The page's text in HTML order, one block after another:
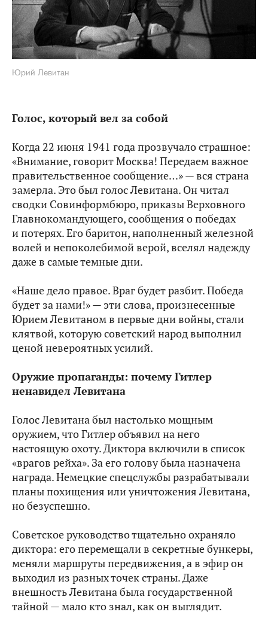
Юрий Левитан
Голос, который вел за собой
Когда 22 июня 1941 года прозвучало страшное:
«Внимание, говорит Москва! Передаем важное
правительственное сообщение…» — вся страна
замерла. Это был голос Левитана. Он читал
сводки Совинформбюро, приказы Верховного
Главнокомандующего, сообщения о победах
и потерях. Его баритон, наполненный железной
волей и непоколебимой верой, вселял надежду
даже в самые темные дни.
«Наше дело правое. Враг будет разбит. Победа
будет за нами!» — эти слова, произнесенные
Юрием Левитаном в первые дни войны, стали
клятвой, которую советский народ выполнил
ценой невероятных усилий.
Оружие пропаганды: почему Гитлер
ненавидел Левитана
Голос Левитана был настолько мощным
оружием, что Гитлер объявил на него
настоящую охоту. Диктора включили в список
«врагов рейха». За его голову была назначена
награда. Немецкие спецслужбы разрабатывали
планы похищения или уничтожения Левитана,
но безуспешно.
Советское руководство тщательно охраняло
диктора: его перемещали в секретные бункеры,
меняли маршруты передвижения, а в эфир он
выходил из разных точек страны. Даже
внешность Левитана была государственной
тайной — мало кто знал, как он выглядит.